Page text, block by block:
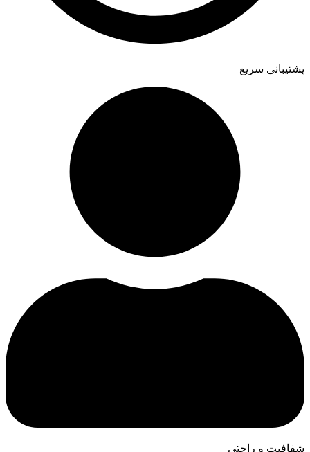
پشتیبانی سریع
شفافیت و راحتی